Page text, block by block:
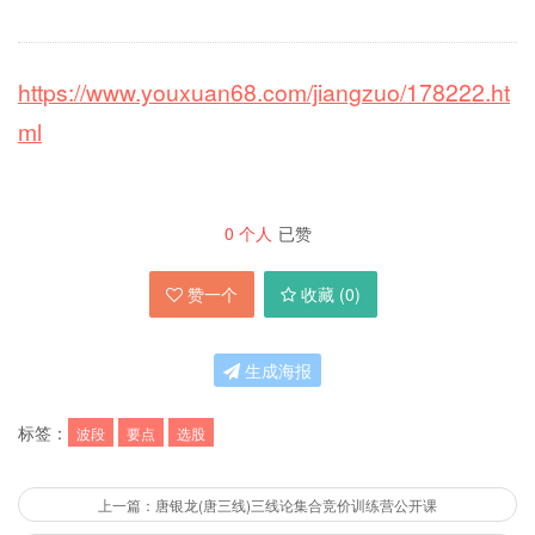
https://www.youxuan68.com/jiangzuo/178222.ht
ml
0 个人 已赞
赞一个 收藏 (0)
生成海报
标签： 波段 要点 选股
上一篇：唐银龙(唐三线)三线论集合竞价训练营公开课